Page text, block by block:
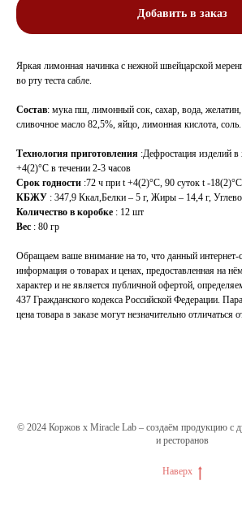
Добавить в заказ
Яркая лимонная начинка с нежной швейцарской
во рту теста сабле.
Состав: мука пш, лимонный сок, сахар, вода, желатин,
сливочное масло 82,5%, яйцо, лимонная кислота, соль.
Технология приготовления :Дефростация изделий
+4(2)°С в течении 2-3 часов
Срок годности :72 ч при t +4(2)°С, 90 суток t -18(2)°С
КБЖУ : 347,9 Ккал,Белки – 5 г, Жиры – 14,4 г,
Количество в коробке : 12 шт
Вес : 80 гр
Обращаем ваше внимание на то, что данный интернет-
информация о товарах и ценах, предоставленная на
характер и не является публичной офертой,
437 Гражданского кодекса Российской Федерации.
цена товара в заказе могут незначительно отличаться
© 2024 Коржов х Miracle Lab – создаём продукцию с
и ресторанов
Наверх